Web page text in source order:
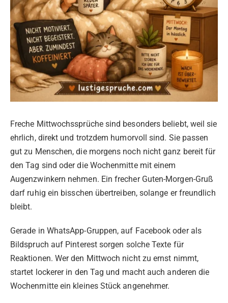
Freche Mittwochssprüche sind besonders beliebt, weil sie
ehrlich, direkt und trotzdem humorvoll sind. Sie passen
gut zu Menschen, die morgens noch nicht ganz bereit für
den Tag sind oder die Wochenmitte mit einem
Augenzwinkern nehmen. Ein frecher Guten-Morgen-Gruß
darf ruhig ein bisschen übertreiben, solange er freundlich
bleibt.
Gerade in WhatsApp-Gruppen, auf Facebook oder als
Bildspruch auf Pinterest sorgen solche Texte für
Reaktionen. Wer den Mittwoch nicht zu ernst nimmt,
startet lockerer in den Tag und macht auch anderen die
Wochenmitte ein kleines Stück angenehmer.